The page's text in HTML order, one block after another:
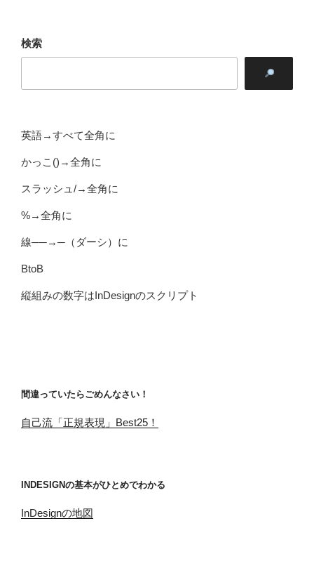
検索
英語→すべて全角に
かっこ()→全角に
スラッシュ/→全角に
%→全角に
線──→─（ダーシ）に
BtoB
縦組みの数字はInDesignのスクリプト
間違っていたらごめんなさい！
自己流「正規表現」Best25！
INDESIGNの基本がひとめでわかる
InDesignの地図